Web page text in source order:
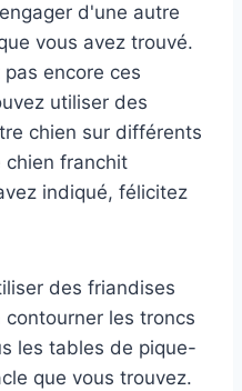
d'une autre
vous avez trouvé.
encore ces
utiliser des
chien sur différents
chien franchit
indiqué, félicitez
des friandises
les troncs
les tables de pique-
que vous trouvez.